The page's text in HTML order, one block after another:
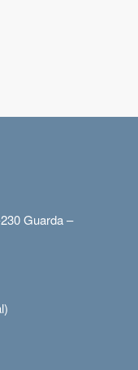
Guarda –